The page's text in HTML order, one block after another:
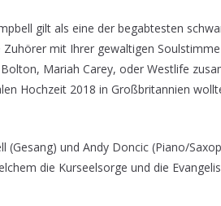
gilt als eine der begabtesten
mit Ihrer gewaltigen
Mariah Carey, oder Westlife
Hochzeit 2018 in Großbritannien
(Gesang) und Andy Doncic (Piano/
die Kurseelsorge und die